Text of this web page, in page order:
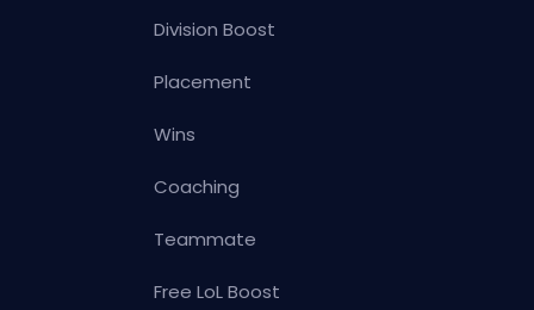
Division Boost
Placement
Wins
Coaching
Teammate
Free LoL Boost